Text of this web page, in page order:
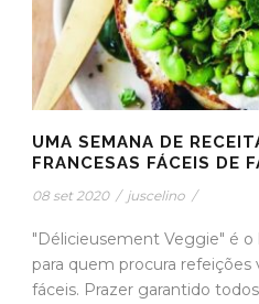
UMA SEMANA DE
FRANCESAS FÁCEIS DE
08 set 2020 / juscelino /
"Délicieusement Veggie" é o
para quem procura refeições
fáceis. Prazer garantido